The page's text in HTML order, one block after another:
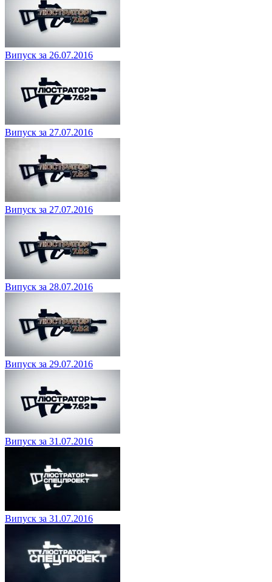
Випуск за 26.07.2016
Випуск за 27.07.2016
Випуск за 27.07.2016
Випуск за 28.07.2016
Випуск за 29.07.2016
Випуск за 31.07.2016
Випуск за 31.07.2016